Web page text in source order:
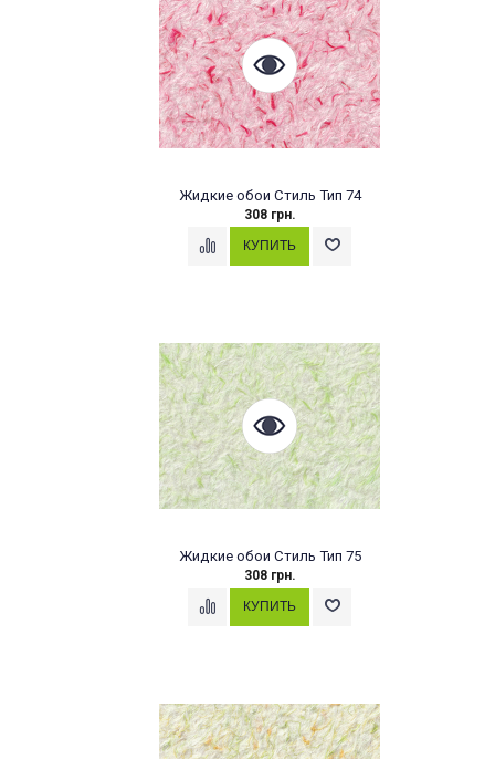
Жидкие обои Стиль Тип 74
308 грн.
Жидкие обои Стиль Тип 75
308 грн.